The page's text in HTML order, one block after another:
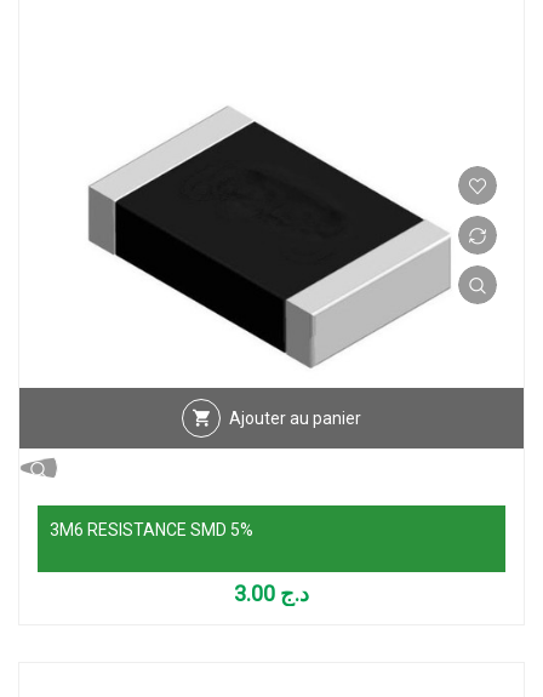
Ajouter au panier
3M6 RESISTANCE SMD 5%
د.ج